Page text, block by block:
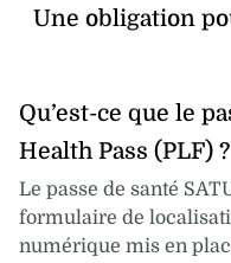
Une obligation
Qu’est-ce que le
Health Pass (PLF) ?
Le passe de santé
formulaire de
numérique mis en